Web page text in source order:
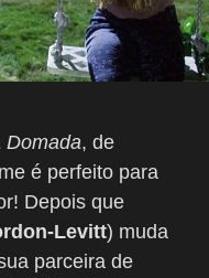
Domada, de
é perfeito para
Depois que
Levitt) muda
parceira de